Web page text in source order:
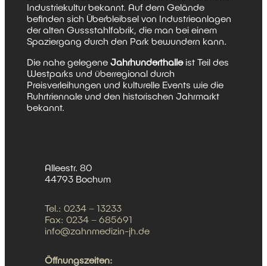
Industriekultur bekannt. Auf dem Gelände
befinden sich Überbleibsel von Industrieanlagen
der alten Gussstahlfabrik, die man bei einem
Spaziergang durch den Park bewundern kann.
Die nahe gelegene Jahrhunderthalle ist Teil des
Westparks und überregional durch
Preisverleihungen und kulturelle Events wie die
Ruhrtriennale und den historischen Jahrmarkt
bekannt.
Alleestr. 80
44793 Bochum
Tel.: 0234 – 13233
Fax: 0234 – 685691
info@zahnmedizin-jh.de
Öffnungszeiten: